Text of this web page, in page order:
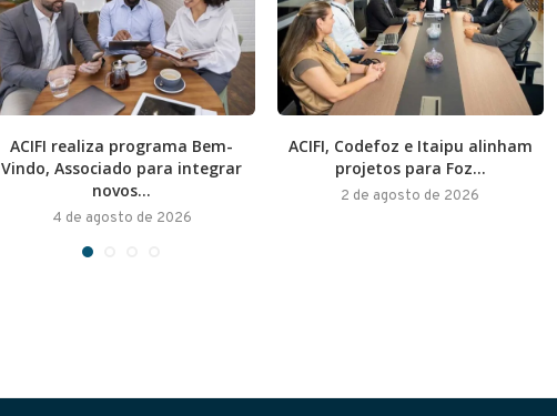
ACIFI realiza programa Bem-
Vindo, Associado para integrar
novos...
4 de agosto de 2026
ACIFI, Codefoz e Itaipu alinham
projetos para Foz...
2 de agosto de 2026